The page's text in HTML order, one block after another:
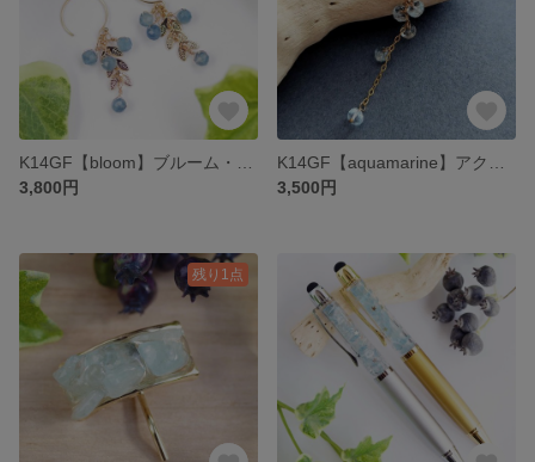
3,800円
3,500円
残り1点